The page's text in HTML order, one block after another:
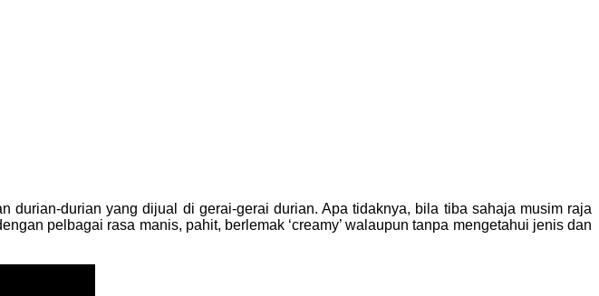
durian yang dijual di gerai-gerai durian. Apa tidaknya, bila tiba sahaja musim raja
pelbagai rasa manis, pahit, berlemak ‘creamy’ walaupun tanpa mengetahui jenis dan